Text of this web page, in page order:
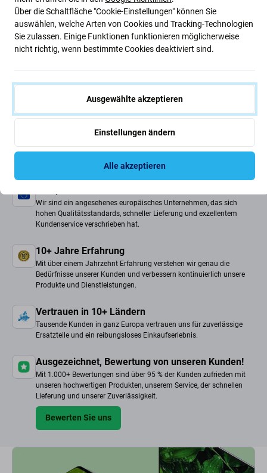
iS900
Kameraobjektiv-
Reiniger: Klare Fotos
So laden Sie Ihr
Handy richtig:
Praktische Tipps und
Zubehör
Weiterlesen
Wir sind ein angesehenes europäisches Unternehmen, das sich
hohen Qualitätsstandards, schneller Lieferung und exzellentem
Kundenservice verschrieben hat.
10+ Jahre Erfahrung
Mit über einem Jahrzehnt Erfahrung verstehen wir genau die
Bedürfnisse unserer Kunden und verbessern kontinuierlich unsere
Produkte und Dienstleistungen.
Vertrauen in 10+ Ländern
Tausende Kunden in ganz Europa vertrauen uns für zuverlässige
Ersatzteile und ein reibungsloses Einkaufserlebnis.
Ausgezeichnet, Bewertung von unseren Kunden!
Mit 1.000+ Bewertungen sind über 95 % der Kunden zufrieden mit
unseren hochwertigen Produkten, unserem Service, der schnellen
Lieferung und unserer Zuverlässigkeit.
Bewerten Sie uns
Über die Schaltfläche "Cookie-Einstellungen" können Sie
auswählen, welche Arten von Cookies und Tracking-Technologien
Sie zulassen. Einige Funktionen funktionieren möglicherweise
nicht richtig, wenn bestimmte Cookies deaktiviert sind.
Ausgewählte akzeptieren
Einstellungen ändern
Alle akzeptieren